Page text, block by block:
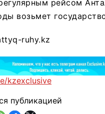
рейсом
возьмет
ruhy.kz
kzexclusive
публикацией